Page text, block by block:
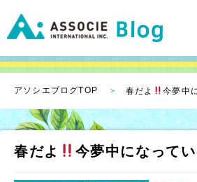
アソシエブログTOP 春だよ 今夢中
春だよ 今夢中になって